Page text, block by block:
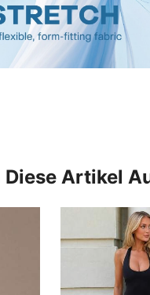
Diese Artikel